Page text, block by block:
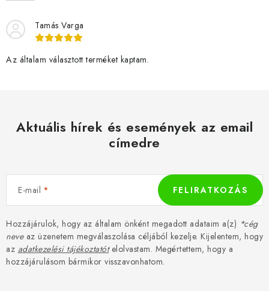
Tamás Varga
Az általam választott terméket kaptam.
Aktuális hírek és események az email
címedre
E-mail
Hozzájárulok, hogy az általam önként megadott adataim a(z) *cég
neveaz üzenetem megválaszolása céljából kezelje. Kijelentem, hogy
az adatkezelési tájékoztatótelolvastam. Megértettem, hogy a
hozzájárulásom bármikor visszavonhatom.
FELIRATKOZÁS